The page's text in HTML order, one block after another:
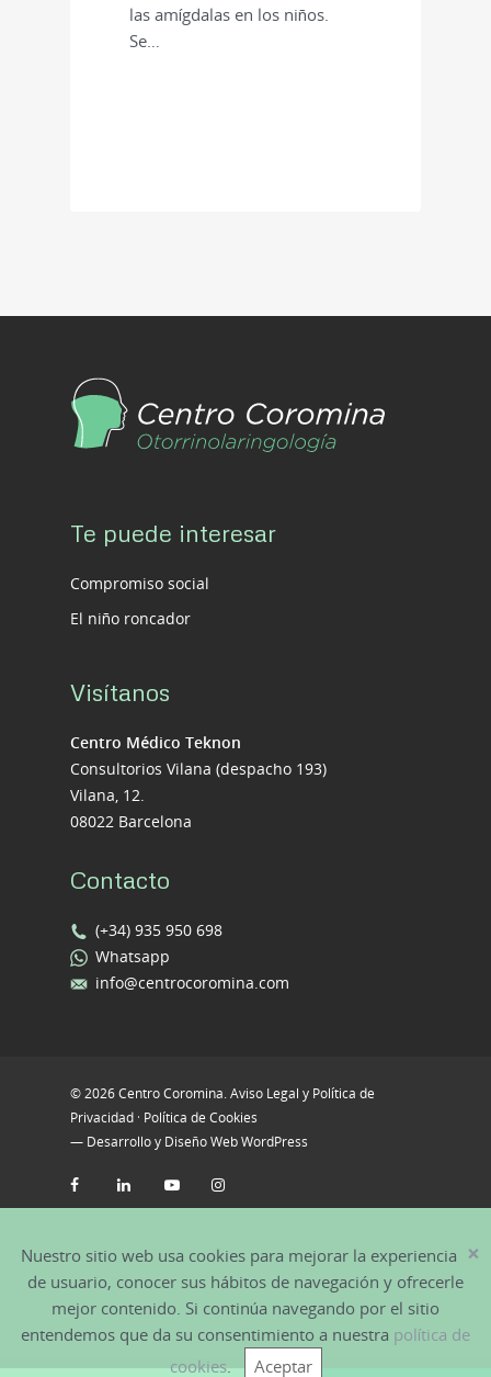
las amígdalas en los niños.
Se…
Te puede interesar
Compromiso social
El niño roncador
Visítanos
Centro Médico Teknon
Consultorios Vilana (despacho 193)
Vilana, 12.
08022 Barcelona
Contacto
(+34) 935 950 698
Whatsapp
info@centrocoromina.com
© 2026 Centro Coromina.Aviso Legal y Política de
Privacidad · Política de Cookies
— Desarrollo y Diseño Web WordPress
×
Nuestro sitio web usa cookies para mejorar la experiencia
de usuario, conocer sus hábitos de navegación y ofrecerle
mejor contenido. Si continúa navegando por el sitio
entendemos que da su consentimiento a nuestra política de
cookies. Aceptar